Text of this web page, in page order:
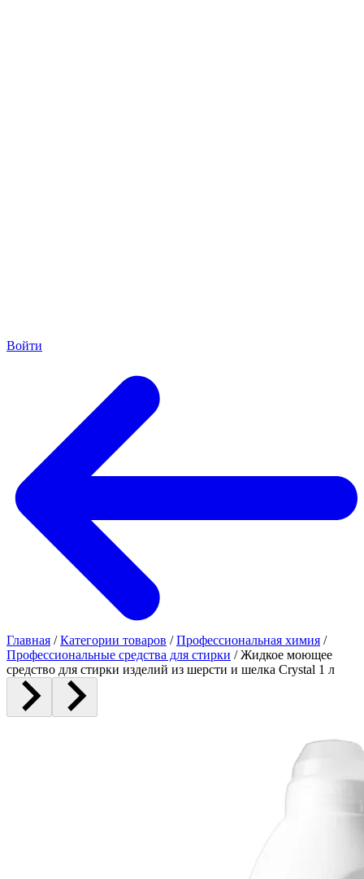
Войти
Главная / Категории товаров / Профессиональная химия /
Профессиональные средства для стирки / Жидкое моющее
средство для стирки изделий из шерсти и шелка Crystal 1 л